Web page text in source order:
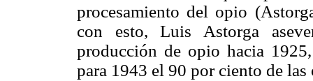
procesamiento del opio
con esto, Luis Astorga
producción de opio hacia
para 1943 el 90 por ciento de